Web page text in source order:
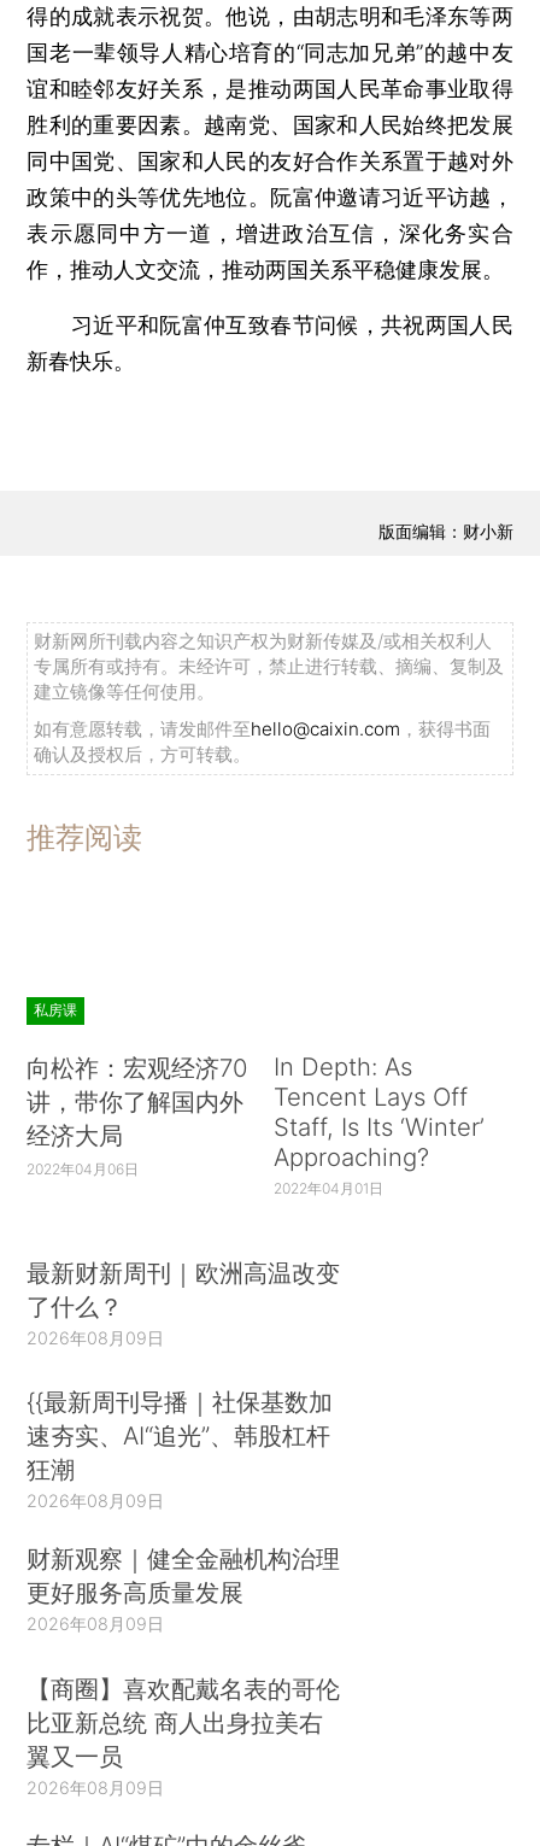
得的成就表示祝贺。他说，由胡志明和毛泽东等两
国老一辈领导人精心培育的“同志加兄弟”的越中友
谊和睦邻友好关系，是推动两国人民革命事业取得
胜利的重要因素。越南党、国家和人民始终把发展
同中国党、国家和人民的友好合作关系置于越对外
政策中的头等优先地位。阮富仲邀请习近平访越，
表示愿同中方一道，增进政治互信，深化务实合
作，推动人文交流，推动两国关系平稳健康发展。
习近平和阮富仲互致春节问候，共祝两国人民
新春快乐。
版面编辑：财小新
财新网所刊载内容之知识产权为财新传媒及/或相关权利人
专属所有或持有。未经许可，禁止进行转载、摘编、复制及
建立镜像等任何使用。
如有意愿转载，请发邮件至hello@caixin.com ，获得书面
确认及授权后，方可转载。
推荐阅读
私房课
向松祚：宏观经济70
讲，带你了解国内外
经济大局
2022年04月06日
In Depth: As
Tencent Lays Off
Staff, Is Its ‘Winter’
Approaching?
2022年04月01日
最新财新周刊｜欧洲高温改变
了什么？
2026年08月09日
{{最新周刊导播｜社保基数加
速夯实、AI“追光”、韩股杠杆
狂潮
2026年08月09日
财新观察｜健全金融机构治理
更好服务高质量发展
2026年08月09日
【商圈】喜欢配戴名表的哥伦
比亚新总统 商人出身拉美右
翼又一员
2026年08月09日